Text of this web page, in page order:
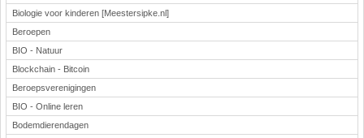
Biologie voor kinderen [Meestersipke.nl]
Beroepen
BIO - Natuur
Blockchain - Bitcoin
Beroepsverenigingen
BIO - Online leren
Bodemdierendagen